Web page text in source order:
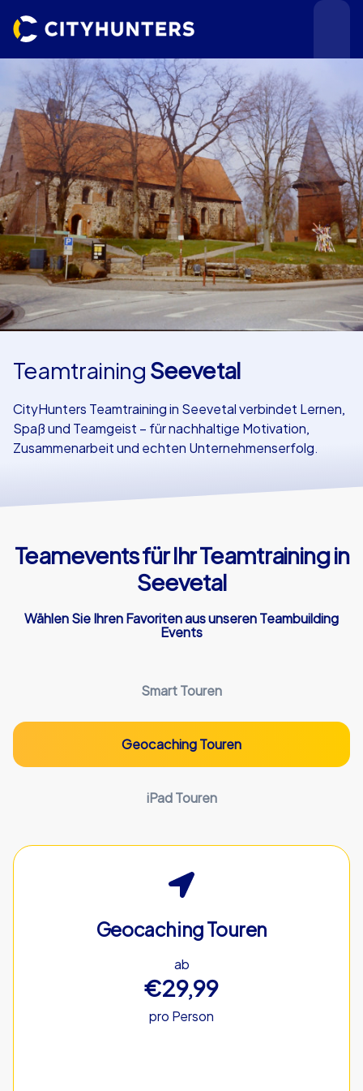
Teamevents
Städte
Anlässe
Teamtraining Seevetal
CityHunters Teamtraining in Seevetal verbindet Lernen,
Spaß und Teamgeist – für nachhaltige Motivation,
Zusammenarbeit und echten Unternehmenserfolg.
Teamevents für Ihr Teamtraining in
Seevetal
Wählen Sie Ihren Favoriten aus unseren Teambuilding
Events
Smart Touren
Geocaching Touren
iPad Touren
Geocaching Touren
ab
€29,99
pro Person